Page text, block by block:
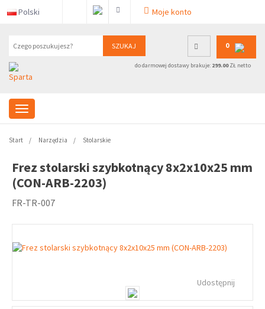
Polski Moje konto
SZUKAJ 0
do darmowej dostawy brakuje: 299.00ZŁ netto
Start Narzędzia Stolarskie
Frez stolarski szybkotnący 8x2x10x25 mm
(CON-ARB-2203)
FR-TR-007
Udostępnij